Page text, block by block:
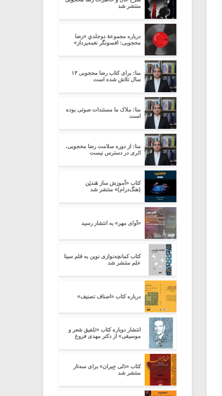
منتشر شد
درباره مجموعۀ دوجلدیِ «رضا
محجوبی: افسونگر نغمه‌پرداز»
منا: برای کتاب رضا محجوبی ۱۳
سال تلاش شده است
منا: ملاک ما مستندات صوتی بوده
است
منا: از دوره سلامت رضا محجوبی،
اثری در دسترس نیست
کتاب «آموزش ساز هَندپَن
(هنگ‌درام)» منتشر شد
«آوای مهر» به انتشار رسید
کتاب کمانچه‌نوازی نوین به قلم سینا
علم منتشر شد
درباره کتاب «اصناف تصنیف»
انتشار دوباره کتاب «تلفیق شعر و
موسیقی» از دکتر مهدی فروغ
کتاب «دَلی جِیران» برای سه‌تار
منتشر شد